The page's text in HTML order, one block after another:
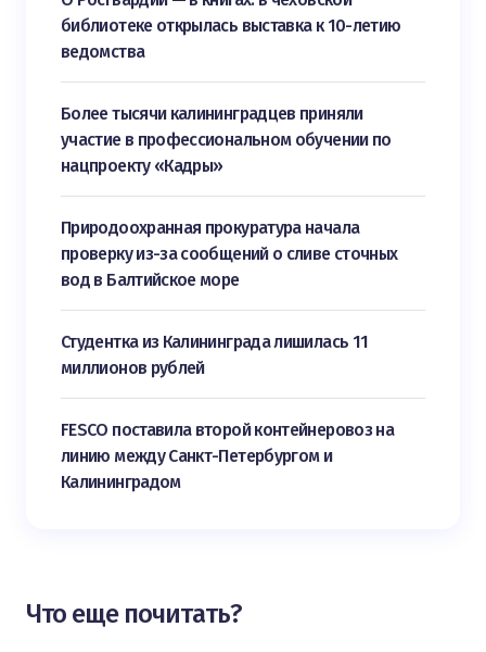
библиотеке открылась выставка к 10-летию
ведомства
Более тысячи калининградцев приняли
участие в профессиональном обучении по
нацпроекту «Кадры»
Природоохранная прокуратура начала
проверку из-за сообщений о сливе сточных
вод в Балтийское море
Студентка из Калининграда лишилась 11
миллионов рублей
FESCO поставила второй контейнеровоз на
линию между Санкт-Петербургом и
Калининградом
Что еще почитать?